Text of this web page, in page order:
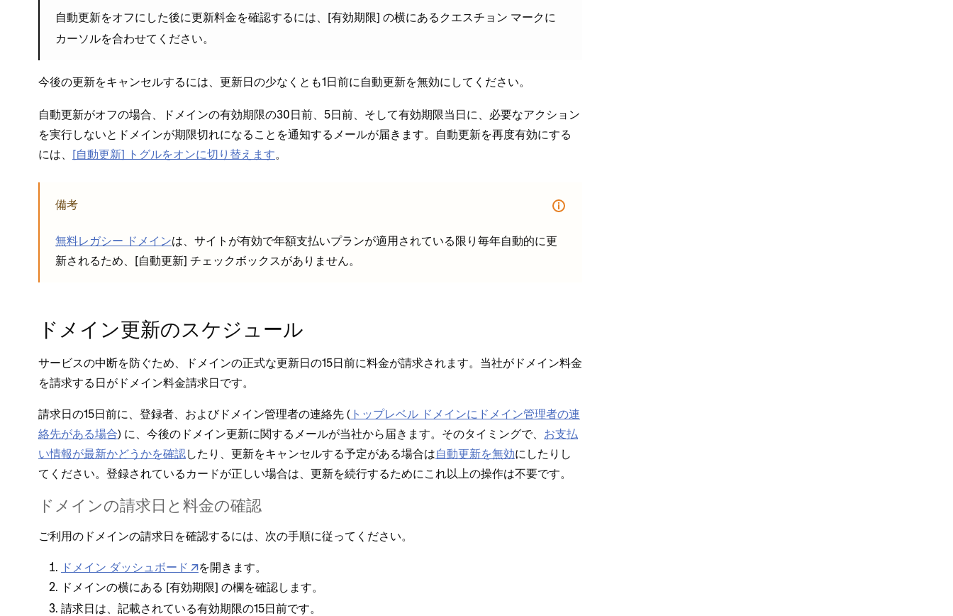
自動更新をオフにした後に更新料金を確認するには⁠、[⁠有効期限⁠] の横にあるクエスチ⁠ョン マ⁠ークに
カ⁠ーソルを合わせてください⁠。
今後の更新をキ⁠ャンセルするには⁠、 更新日 の少なくとも1日前に自動更新を無効にしてください⁠。
自動更新がオフの場合⁠、ドメインの有効期限の30日前⁠、5日前⁠、そして有効期限当日に⁠、必要なアクシ⁠ョン
を実行しないとドメインが期限切れになることを通知するメ⁠ールが届きます⁠。自動更新を再度有効にする
には⁠、 [⁠自動更新⁠] トグルをオンに切り替えます⁠。
備考
無料レガシ⁠ー ドメインは⁠、サイトが有効で年額支払いプランが適用されている限り毎年自動的に更
新されるため⁠、[⁠自動更新⁠] チ⁠ェ⁠ックボ⁠ックスがありません⁠。
ドメイン更新のスケジ⁠ュ⁠ール
サ⁠ービスの中断を防ぐため⁠、ドメインの正式な更新日の15日前に料金が請求されます⁠。当社がドメイン料金
を請求する日がドメイン料金請求日です⁠。
請求日の15日前に⁠、登録者⁠、およびドメイン管理者の連絡先 (⁠ ト⁠ップレベル ドメインにドメイン管理者の連
絡先がある場合⁠) に⁠、今後のドメイン更新に関するメ⁠ールが当社から届きます⁠。そのタイミングで⁠、 お支払
い情報が最新かどうかを確認したり⁠、更新をキ⁠ャンセルする予定がある場合は自動更新を無効にしたりし
てください⁠。登録されているカ⁠ードが正しい場合は⁠、更新を続行するためにこれ以上の操作は不要です⁠。
ドメインの請求日と料金の確認
ご利用のドメインの請求日を確認するには⁠、次の手順に従⁠ってください⁠。
ドメイン ダ⁠ッシ⁠ュボ⁠ード
を開きます⁠。
ドメインの横にある [⁠有効期限⁠] の欄を確認します⁠。
請求日は⁠、記載されている有効期限の15日前です⁠。